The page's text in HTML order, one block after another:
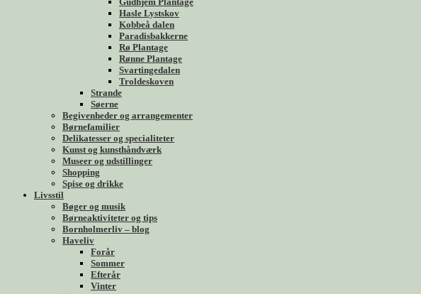
Hasle Lystskov
Kobbeå dalen
Paradisbakkerne
Rø Plantage
Rønne Plantage
Svartingedalen
Troldeskoven
Strande
Søerne
Begivenheder og arrangementer
Børnefamilier
Delikatesser og specialiteter
Kunst og kunsthåndværk
Museer og udstillinger
Shopping
Spise og drikke
Livsstil
Bøger og musik
Børneaktiviteter og tips
Bornholmerliv – blog
Haveliv
Forår
Sommer
Efterår
Vinter